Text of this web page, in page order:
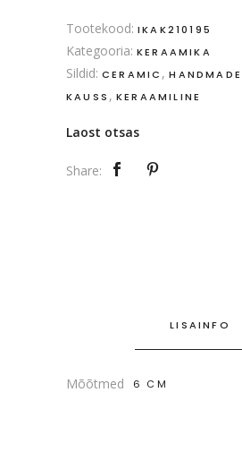
Tootekood: IKAK210195
Kategooria: KERAAMIKA
Sildid: CERAMIC ,HANDMADE
KAUSS , KERAAMILINE
Laost otsas
Share:
LISAINFO
Mõõtmed 6 CM